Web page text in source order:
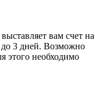
вам счет на
3 дней. Возможно
этого необходимо